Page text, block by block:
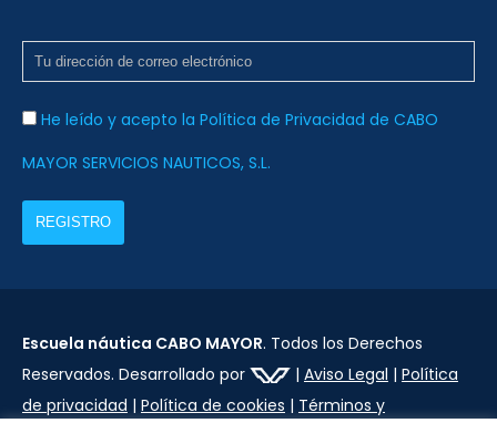
He leído y acepto la Política de Privacidad de CABO
MAYOR SERVICIOS NAUTICOS, S.L.
Escuela náutica CABO MAYOR. Todos los Derechos
Reservados. Desarrollado por
| Aviso Legal | Política
de privacidad | Política de cookies | Términos y